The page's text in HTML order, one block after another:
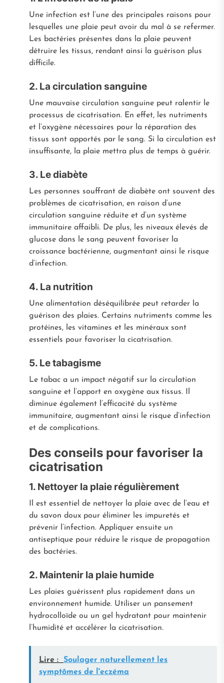
Une infection est l’une des principales raisons pour
lesquelles une plaie peut avoir du mal à se refermer.
Les bactéries présentes dans la plaie peuvent
détruire les tissus, rendant ainsi la guérison plus
difficile.
2. La circulation sanguine
Une mauvaise circulation sanguine peut ralentir le
processus de cicatrisation. En effet, les nutriments
et l’oxygène nécessaires pour la réparation des
tissus sont apportés par le sang. Si la circulation est
insuffisante, la plaie mettra plus de temps à guérir.
3. Le diabète
Les personnes souffrant de diabète ont souvent des
problèmes de cicatrisation, en raison d’une
circulation sanguine réduite et d’un système
immunitaire affaibli. De plus, les niveaux élevés de
glucose dans le sang peuvent favoriser la
croissance bactérienne, augmentant ainsi le risque
d’infection.
4. La nutrition
Une alimentation déséquilibrée peut retarder la
guérison des plaies. Certains nutriments comme les
protéines, les vitamines et les minéraux sont
essentiels pour favoriser la cicatrisation.
5. Le tabagisme
Le tabac a un impact négatif sur la circulation
sanguine et l’apport en oxygène aux tissus. Il
diminue également l’efficacité du système
immunitaire, augmentant ainsi le risque d’infection
et de complications.
Des conseils pour favoriser la
cicatrisation
1. Nettoyer la plaie régulièrement
Il est essentiel de nettoyer la plaie avec de l’eau et
du savon doux pour éliminer les impuretés et
prévenir l’infection. Appliquer ensuite un
antiseptique pour réduire le risque de propagation
des bactéries.
2. Maintenir la plaie humide
Les plaies guérissent plus rapidement dans un
environnement humide. Utiliser un pansement
hydrocolloïde ou un gel hydratant pour maintenir
l’humidité et accélérer la cicatrisation.
Lire :
Soulager naturellement les
symptômes de l'eczéma